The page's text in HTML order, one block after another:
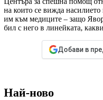
на които се вижда
им към медиците – защо
бил с него в линейката,
Добави в
Най-ново